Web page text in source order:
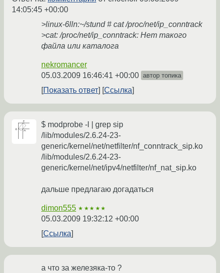
14:05:45 +00:00
>linux-6lln:~/stund # cat /proc/net/ip_conntrack
>cat: /proc/net/ip_conntrack: Нет такого
файла или каталога
nekromancer
05.03.2009 16:46:41 +00:00 автор топика
Показать ответ Ссылка
$ modprobe -l | grep sip
/lib/modules/2.6.24-23-
generic/kernel/net/netfilter/nf_conntrack_sip.ko
/lib/modules/2.6.24-23-
generic/kernel/net/ipv4/netfilter/nf_nat_sip.ko
дальше предлагаю догадаться
dimon555 ★★★★★
05.03.2009 19:32:12 +00:00
Ссылка
а что за железяка-то ?